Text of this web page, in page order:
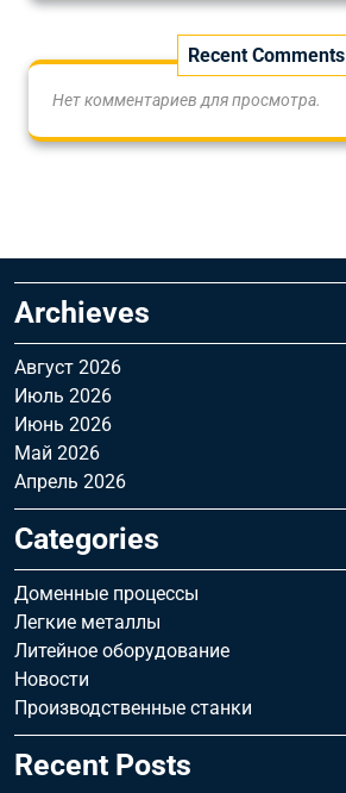
Recent Comments
Нет комментариев для просмотра.
Archieves
Август 2026
Июль 2026
Июнь 2026
Май 2026
Апрель 2026
Categories
Доменные процессы
Легкие металлы
Литейное оборудование
Новости
Производственные станки
Recent Posts